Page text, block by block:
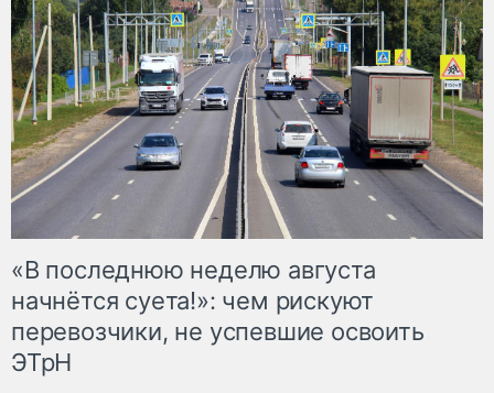
«В последнюю неделю августа
начнётся суета!»: чем рискуют
перевозчики, не успевшие освоить
ЭТрН